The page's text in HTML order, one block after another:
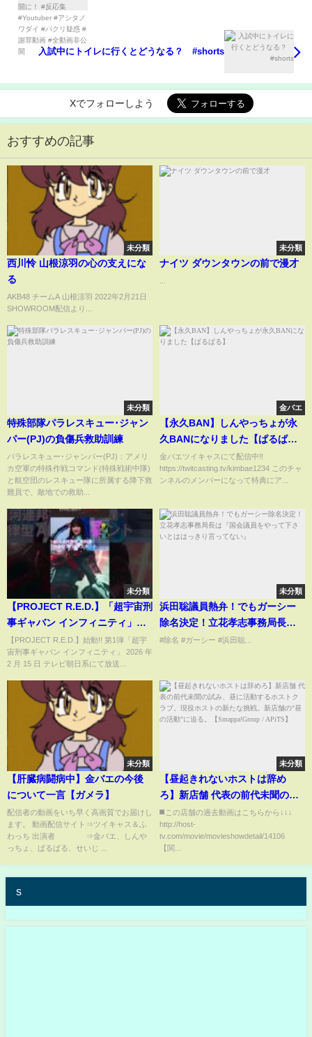
入試中にトイレに行くとどうなる？ #shorts
Xでフォローしよう
おすすめの記事
未分類
西川怜 山根涼羽の心の支えにな
る
AKB48 チームA 山根涼羽 2022年2月21日
SHOWROOM配信より...
未分類
ナイツ ダウンタウンの前で漫才
未分類
特殊部隊パラレスキュー･ジャン
パー(PJ)の負傷兵救助訓練
パラレスキュー･ジャンパー(PJ)：アメリ
カ空軍の特殊作戦コマンド(特殊戦術中隊)
と航空団のレスキュー隊に所属する降下救
難員で、敵地での救助...
金バエ
【永久BAN】しんやっちょが永
久BANになりました【ぱるぱ
る】
金バエツイキャスにて配信中!!
https://twitcasting.tv/kimbae1234 このチャ
ンネルのメンバーになって特典にア...
未分類
【PROJECT R.E.D.】「超宇宙刑
事ギャバン インフィニティ」超
予告III
【PROJECT R.E.D.】始動!! 第1弾「超宇
宙刑事ギャバン インフィニティ」 2026 年
2 月 15 日 テレビ朝日系にて放送...
未分類
浜田聡議員熱弁！でもガーシー
除名決定！立花孝志事務局長は
『国会議員をやって下さいとは
#除名 #ガーシー #浜田聡...
未分類
【肝臓病闘病中】金バエの今後
について一言【ガメラ】
配信者の動画をいち早く高画質でお届けし
ます。 動画配信サイト⇒ツイキャス＆ふ
わっち 出演者 ⇒金バエ、しんや
っちょ、ぱるぱる、せいじ ...
未分類
【昼起きれないホストは辞め
ろ】新店舗 代表の前代未聞の試
み、昼に活動するホストクラ
ブ。現役ホストの新たな挑戦。
新店舗の"昼の活動"に迫る。
◼️この店舗の過去動画はこちらから↓↓↓
http://host-
tv.com/movie/movieshowdetail/14106
【関...
s